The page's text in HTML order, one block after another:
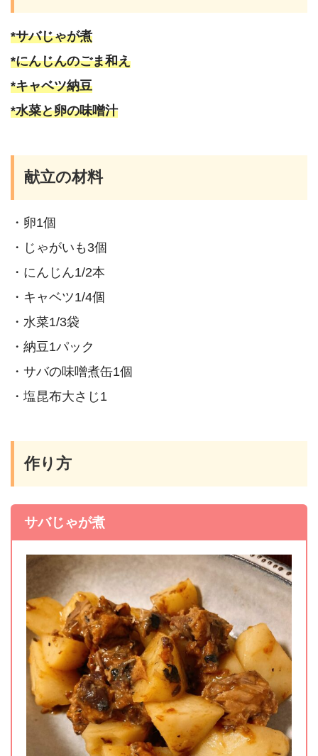
*サバじゃが煮
*にんじんのごま和え
*キャベツ納豆
*水菜と卵の味噌汁
献立の材料
・卵1個
・じゃがいも3個
・にんじん1/2本
・キャベツ1/4個
・水菜1/3袋
・納豆1パック
・サバの味噌煮缶1個
・塩昆布大さじ1
作り方
サバじゃが煮